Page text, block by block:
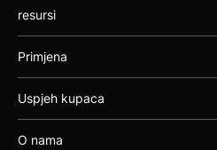
resursi
Primjena
Uspjeh kupaca
O nama